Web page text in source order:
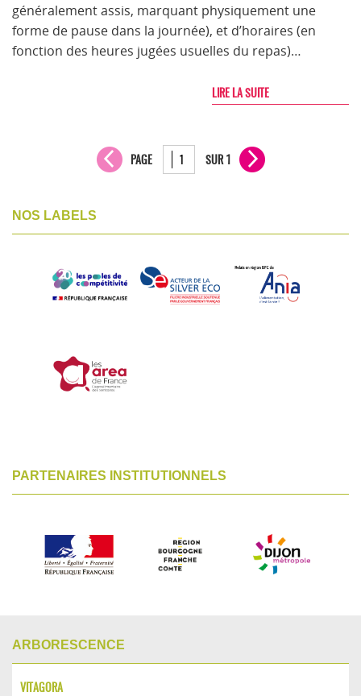
généralement assis, marquant physiquement une
forme de pause dans la journée), et d’horaires (en
fonction des heures jugées usuelles du repas)…
LIRE LA SUITE
PAGE SUR 1
NOS LABELS
PARTENAIRES INSTITUTIONNELS
ARBORESCENCE
VITAGORA